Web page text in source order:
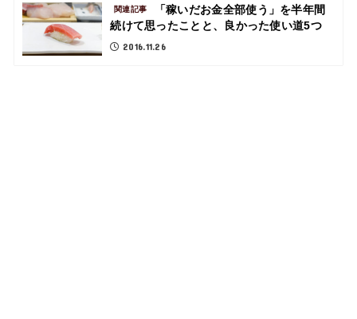
関連記事
「稼いだお金全部使う」を半年間
続けて思ったことと、良かった使い道5つ
2016.11.26